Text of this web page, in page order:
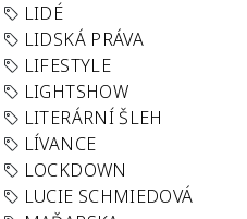
LIDÉ
LIDSKÁ PRÁVA
LIFESTYLE
LIGHTSHOW
LITERÁRNÍ ŠLEH
LÍVANCE
LOCKDOWN
LUCIE SCHMIEDOVÁ